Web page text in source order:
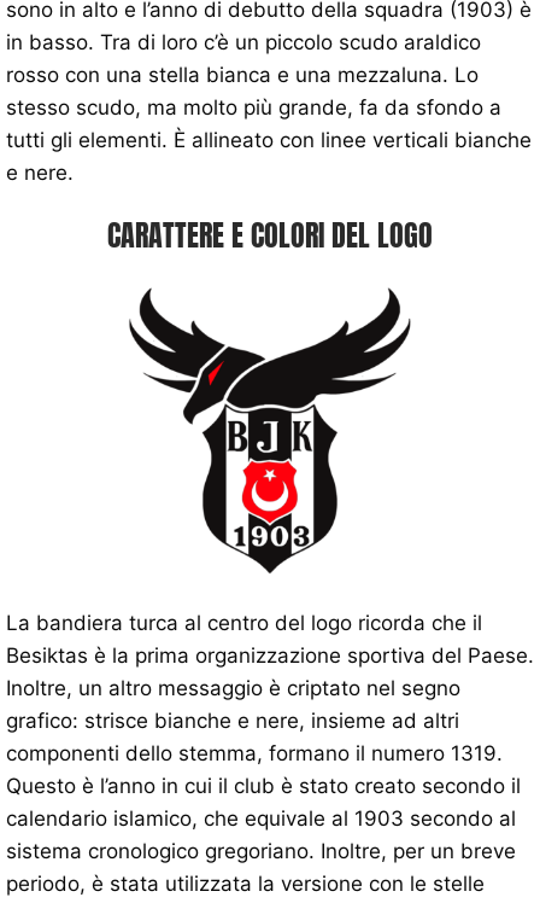
sono in alto e l’anno di debutto della squadra (1903) è
in basso. Tra di loro c’è un piccolo scudo araldico
rosso con una stella bianca e una mezzaluna. Lo
stesso scudo, ma molto più grande, fa da sfondo a
tutti gli elementi. È allineato con linee verticali bianche
e nere.
CARATTERE E COLORI DEL LOGO
La bandiera turca al centro del logo ricorda che il
Besiktas è la prima organizzazione sportiva del Paese.
Inoltre, un altro messaggio è criptato nel segno
grafico: strisce bianche e nere, insieme ad altri
componenti dello stemma, formano il numero 1319.
Questo è l’anno in cui il club è stato creato secondo il
calendario islamico, che equivale al 1903 secondo al
sistema cronologico gregoriano. Inoltre, per un breve
periodo, è stata utilizzata la versione con le stelle